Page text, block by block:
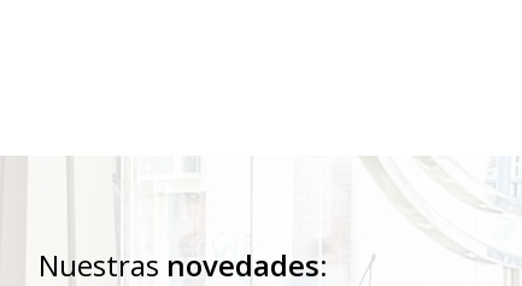
Nuestras novedades: